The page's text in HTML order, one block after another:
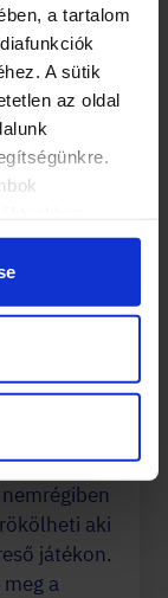
a tartalom
A sütik
az oldal
Adatkezelési
aki
játékon.
a